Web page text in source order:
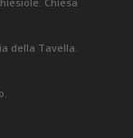
della Tavella.